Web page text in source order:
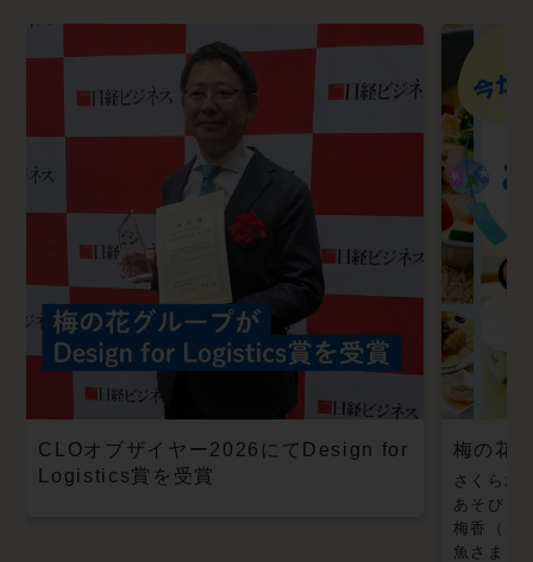
CLOオブザイヤー2026にてDesign for
Logistics賞を受賞
梅の花
さくら水
あそび
梅香（メ
魚さま